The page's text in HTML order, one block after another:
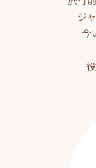
ジ
今